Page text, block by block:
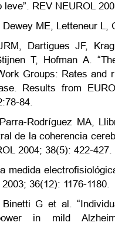
REV NEUROL
ME, Letteneur L,
Dartigues JF,
T, Hofman A.
Groups: Rates and
Results from
84.
Rodríguez MA,
de la coherencia
2004; 38(5): 422-427.
medida
36(12): 1176-1180.
G et al.
in mild